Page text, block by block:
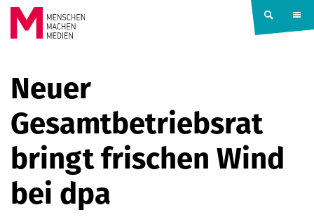
Springe zum Inhalt
MACHEN
MEDIEN
Neuer
Gesamtbetriebsrat
bringt frischen Wind
bei dpa